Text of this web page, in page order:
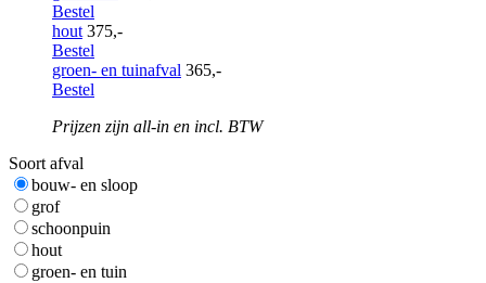
Bestel
hout 375,-
Bestel
groen- en tuinafval 365,-
Bestel
Prijzen zijn all-in en incl. BTW
Soort afval
bouw- en sloop
grof
schoonpuin
hout
groen- en tuin